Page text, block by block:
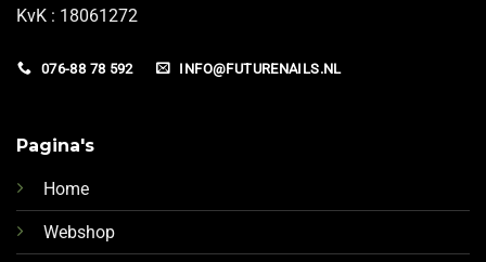
KvK : 18061272
076-88 78 592 INFO@FUTURENAILS.NL
Pagina's
Home
Webshop